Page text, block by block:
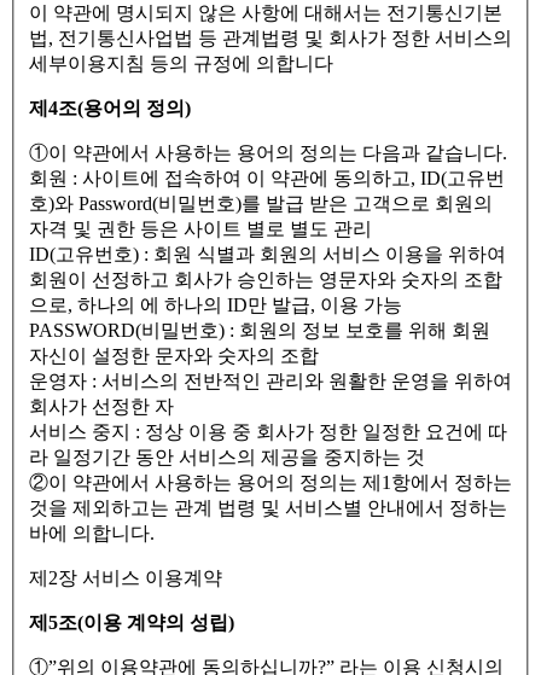
이 약관에 명시되지 않은 사항에 대해서는 전기통신기본
법, 전기통신사업법 등 관계법령 및 회사가 정한 서비스의
세부이용지침 등의 규정에 의합니다
제4조(용어의 정의)
①이 약관에서 사용하는 용어의 정의는 다음과 같습니다.
회원 : 사이트에 접속하여 이 약관에 동의하고, ID(고유번
호)와 Password(비밀번호)를 발급 받은 고객으로 회원의
자격 및 권한 등은 사이트 별로 별도 관리
ID(고유번호) : 회원 식별과 회원의 서비스 이용을 위하여
회원이 선정하고 회사가 승인하는 영문자와 숫자의 조합
으로, 하나의 에 하나의 ID만 발급, 이용 가능
PASSWORD(비밀번호) : 회원의 정보 보호를 위해 회원
자신이 설정한 문자와 숫자의 조합
운영자 : 서비스의 전반적인 관리와 원활한 운영을 위하여
회사가 선정한 자
서비스 중지 : 정상 이용 중 회사가 정한 일정한 요건에 따
라 일정기간 동안 서비스의 제공을 중지하는 것
②이 약관에서 사용하는 용어의 정의는 제1항에서 정하는
것을 제외하고는 관계 법령 및 서비스별 안내에서 정하는
바에 의합니다.
제2장 서비스 이용계약
제5조(이용 계약의 성립)
①”위의 이용약관에 동의하십니까?” 라는 이용 신청시의